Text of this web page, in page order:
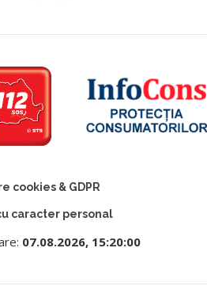
cookies & GDPR
caracter personal
07.08.2026, 15:20:00